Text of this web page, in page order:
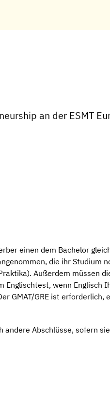
an der ESMT
einen dem Bachelor
die ihr Studium
Außerdem müssen
Englischtest, wenn
GMAT/GRE ist erforderlich,
Abschlüsse, sofern